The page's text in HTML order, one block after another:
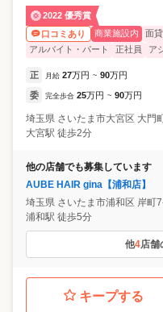
2022 優秀賞
口コミあり
商業施設内 面
アルバイト・パート
正社員 ア
正 月給 27万円 ~ 90万円
委 完全歩合 25万円 ~ 90万円
埼玉県 さいたま市大宮区 大門
大宮駅 徒歩2分
他の店舗でも募集しています
AUBE HAIR gina【浦和店】
埼玉県 さいたま市浦和区 岸町
浦和駅 徒歩5分
他4店舗
キープする